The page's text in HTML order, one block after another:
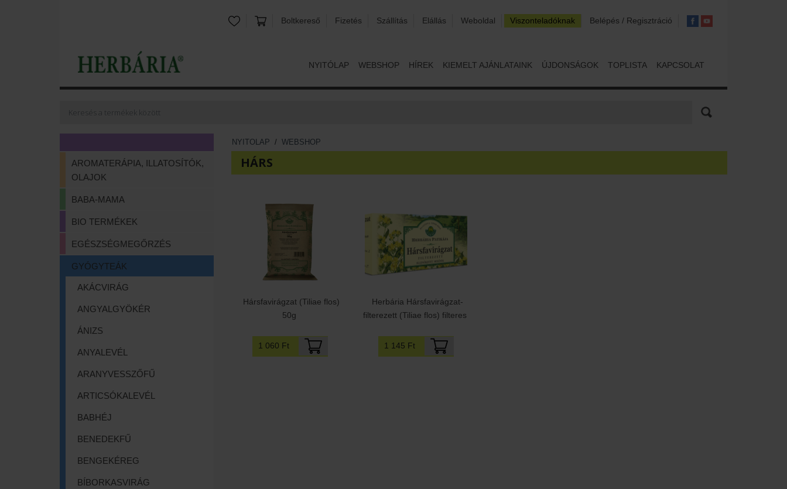
Boltkereső Fizetés Szállítás Elállás Weboldal Viszonteladóknak Belépés / Regisztráció
NYITÓLAP WEBSHOP HÍREK KIEMELT AJÁNLATAINK ÚJDONSÁGOK TOPLISTA KAPCSOLAT
AROMATERÁPIA, ILLATOSÍTÓK,
OLAJOK
BABA-MAMA
BIO TERMÉKEK
EGÉSZSÉGMEGŐRZÉS
GYÓGYTEÁK
AKÁCVIRÁG
ANGYALGYÖKÉR
ÁNIZS
ANYALEVÉL
ARANYVESSZŐFŰ
ARTICSÓKALEVÉL
BABHÉJ
BENEDEKFŰ
BENGEKÉREG
BÍBORKASVIRÁG
NYITOLAP / WEBSHOP
HÁRS
Hársfavirágzat (Tiliae flos)
50g
1 060 Ft
Herbária Hársfavirágzat-
filterezett (Tiliae flos) filteres
1 145 Ft